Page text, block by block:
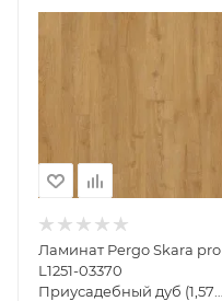
Ламинат Pergo Skara pro
L1251-03370
Приусадебный дуб (1,573